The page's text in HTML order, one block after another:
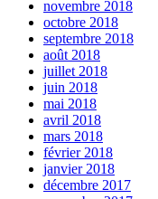
novembre 2018
octobre 2018
septembre 2018
août 2018
juillet 2018
juin 2018
mai 2018
avril 2018
mars 2018
février 2018
janvier 2018
décembre 2017